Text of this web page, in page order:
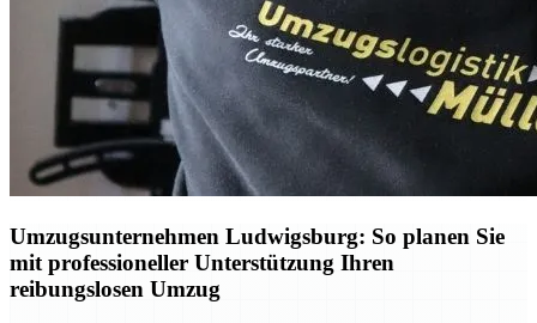
Umzugsunternehmen Ludwigsburg: So planen Sie
mit professioneller Unterstützung Ihren
reibungslosen Umzug